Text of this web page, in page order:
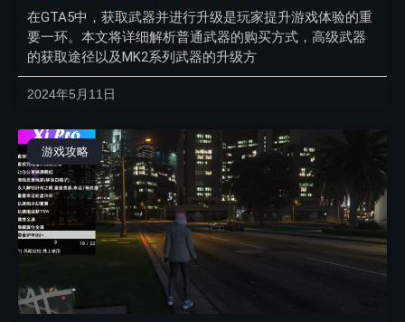
在GTA5中，获取武器并进行升级是玩家提升游戏体验的重
要一环。本文将详细解析普通武器的购买方式，高级武器
的获取途径以及MK2系列武器的升级方
2024年5月11日
游戏攻略